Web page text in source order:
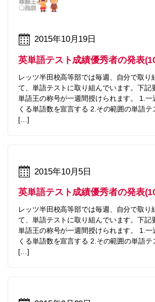
2015年10月19日
英単語テスト成績優秀者の発表
レッツ半田校高等部では毎週、自分で取り
て、単語テストに取り組んでいます。下記
単語王の称号が一週間授けられます。 1.一
くる単語数を宣言する 2.その範囲の単語テ
[…]
2015年10月5日
英単語テスト成績優秀者の発表
レッツ半田校高等部では毎週、自分で取り
て、単語テストに取り組んでいます。下記
単語王の称号が一週間授けられます。 1.一
くる単語数を宣言する 2.その範囲の単語テ
[…]